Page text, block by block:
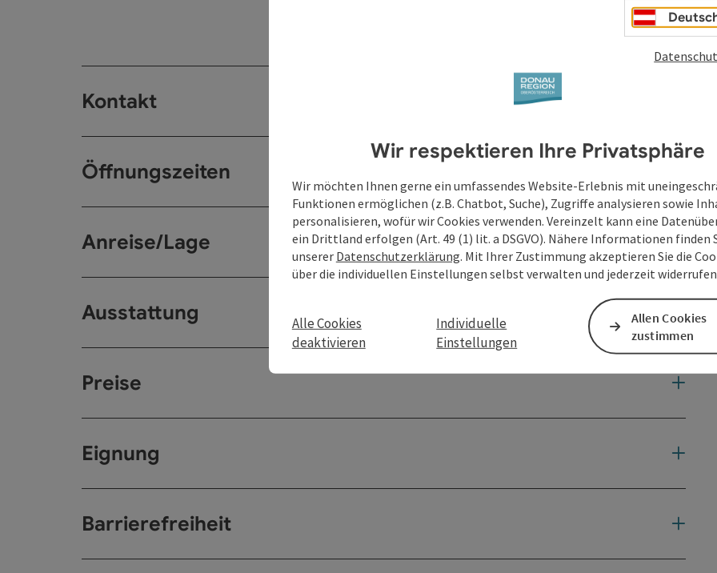
Kontakt
Öffnungszeiten
Anreise/Lage
Ausstattung
Preise
Eignung
Barrierefreiheit
Wir respektieren Ihre Privatsphäre
Wir möchten Ihnen gerne ein umfassendes Website-Erlebnis mit
Funktionen ermöglichen (z.B. Chatbot, Suche), Zugriffe analysieren sowie
personalisieren, wofür wir Cookies verwenden. Vereinzelt kann eine
ein Drittland erfolgen (Art. 49 (1) lit. a DSGVO). Nähere Informationen finden
unserer Datenschutzerklärung. Mit Ihrer Zustimmung akzeptieren Sie die
über die individuellen Einstellungen selbst verwalten und jederzeit
Alle Cookies
deaktivieren
Individuelle
Einstellungen
Allen Cookies
zustimmen